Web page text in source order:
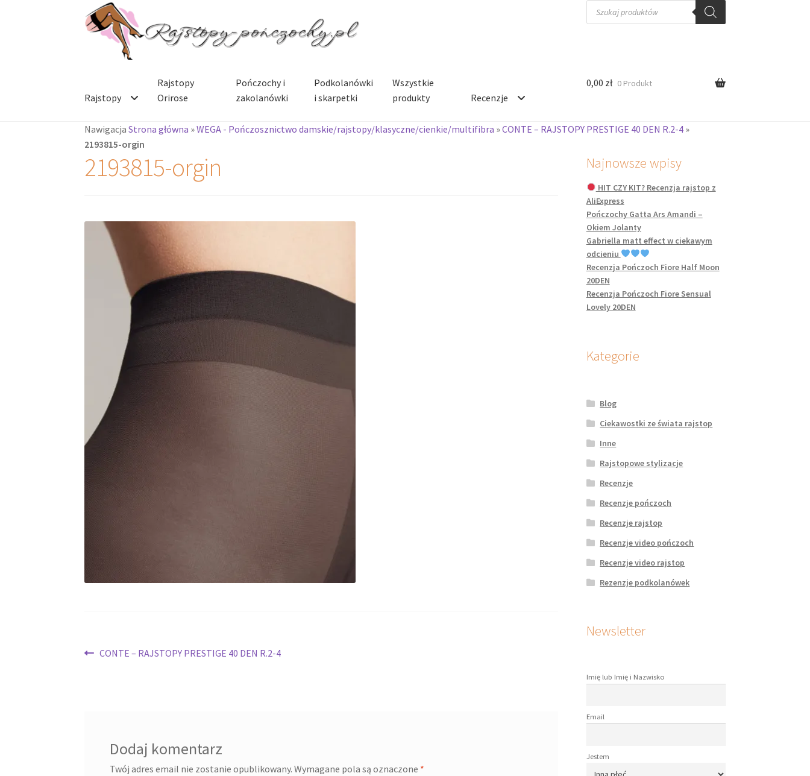
Przejdź
do
nawigacji
Przejdź
do
treści
Wyszukiwarka
produktów
Rajstopy
Rajstopy
Orirose
Pończochy i
zakolanówki
Podkolanówki
i skarpetki
Wszystkie
produkty
Recenzje
0,00 zł 0 Produkt
NawigacjaStrona główna »WEGA - Pończosznictwo damskie/rajstopy/klasyczne/cienkie/multifibra »CONTE – RAJSTOPY PRESTIGE 40 DEN R.2-4 »
2193815-orgin
2193815-orgin
Nawigacja
Poprzedni
CONTE – RAJSTOPY PRESTIGE 40 DEN R.2-4
Dodaj komentarz
Twój adres email nie zostanie opublikowany. Wymagane pola są oznaczone *
Najnowsze wpisy
HIT CZY KIT? Recenzja rajstop z
AliExpress
Pończochy Gatta Ars Amandi –
Okiem Jolanty
Gabriella matt effect w ciekawym
odcieniu
Recenzja Pończoch Fiore Half Moon
20DEN
Recenzja Pończoch Fiore Sensual
Lovely 20DEN
Kategorie
Blog
Ciekawostki ze świata rajstop
Inne
Rajstopowe stylizacje
Recenzje
Recenzje pończoch
Recenzje rajstop
Recenzje video pończoch
Recenzje video rajstop
Rezenzje podkolanówek
Newsletter
Imię lub Imię i Nazwisko
Email
Jestem